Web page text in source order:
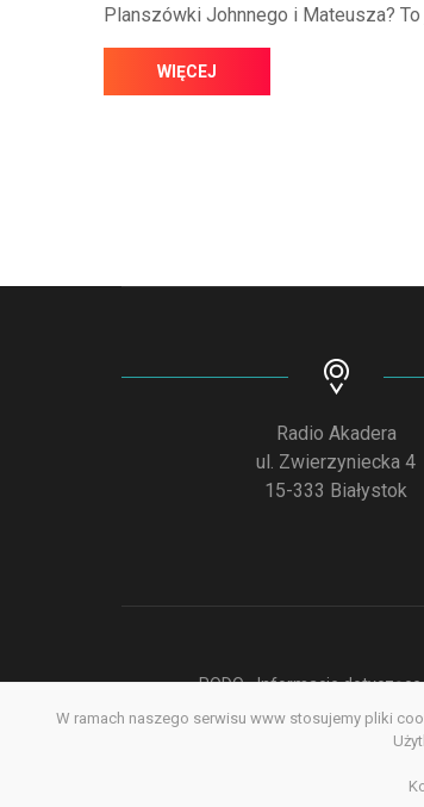
Planszówki Johnnego i Mateusza?
WIĘCEJ
Radio Akadera
ul. Zwierzyniecka 4
15-333 Białystok
RODO - Informacje
W ramach naszego serwisu www stosujemy pliki